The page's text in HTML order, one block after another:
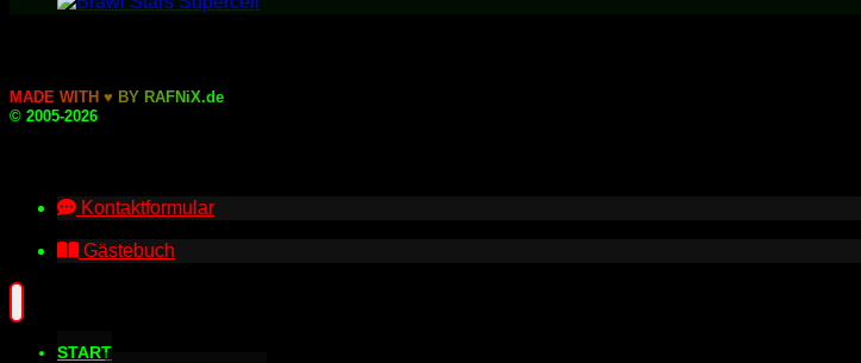
MADE W TH ♥ BY RAFN iX.de
© 2005-2026
Kontaktformular
Gästebuch
START